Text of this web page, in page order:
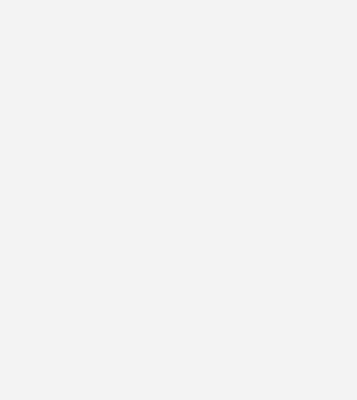
der jeweiligen Märkte ab
Tochtergesellschaft dort
kleineren Teams vor Ort
Schulungen meist mit
Vertriebs. In reifen Märkten, in
und Support anbieten,
Schulungen für unsere
Fronius-Technik zu installieren,
unbedingt Systempartner sein.
Märkte sind in diesem Jahr für Sie